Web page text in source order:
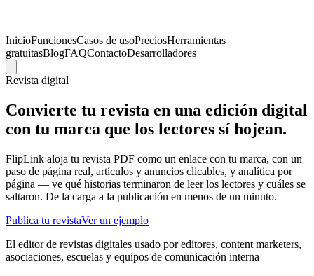
InicioFuncionesCasos de usoPreciosHerramientas
gratuitasBlogFAQContactoDesarrolladores
Revista digital
Convierte tu revista en una edición digital
con tu marca que los lectores sí hojean.
FlipLink aloja tu revista PDF como un enlace con tu marca, con un
paso de página real, artículos y anuncios clicables, y analítica por
página — ve qué historias terminaron de leer los lectores y cuáles se
saltaron. De la carga a la publicación en menos de un minuto.
Publica tu revistaVer un ejemplo
El editor de revistas digitales usado por editores, content marketers,
asociaciones, escuelas y equipos de comunicación interna